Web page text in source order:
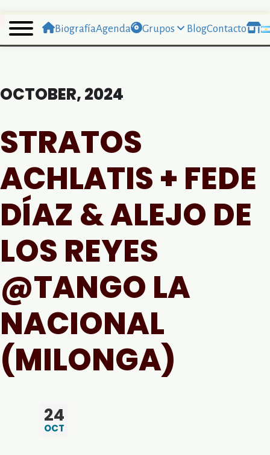
BiografíaAgenda Grupos BlogContacto
OCTOBER, 2024
STRATOS
ACHLATIS + FEDE
DÍAZ & ALEJO DE
LOS REYES
@TANGO LA
NACIONAL
(MILONGA)
24
OCT